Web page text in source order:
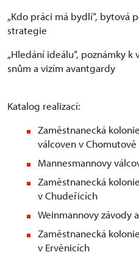
„Kdo práci má bydlí“, bytová
strategie
„Hledání ideálu“, poznámky
snům a vizím avantgardy
Katalog realizací:
Zaměstnanecká
válcoven v Chomutově
Mannesmannovy
Zaměstnanecká
v Chudeřicích
Weinmannovy závody
Zaměstnanecká
v Ervěnicích